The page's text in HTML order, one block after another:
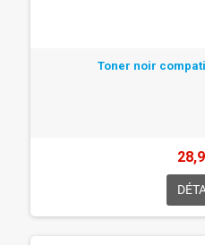
Toner noir